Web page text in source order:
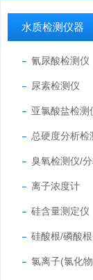
水质检测仪器
氰尿酸检测仪
尿素检测仪
亚氯酸盐检测
总硬度分析检
臭氧检测仪/
离子浓度计
硅含量测定仪
硅酸根/磷酸
氯离子(氯化